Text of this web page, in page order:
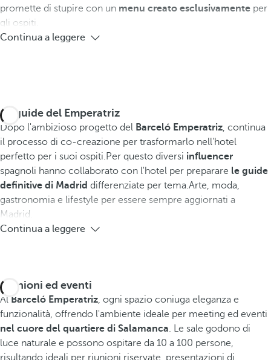
promette di stupire con un menu creato esclusivamente per
gli ospiti.
Continua a leggere
Le guide del Emperatriz
Dopo l'ambizioso progetto del Barceló Emperatriz, continua
il processo di co-creazione per trasformarlo nell'hotel
perfetto per i suoi ospiti.Per questo diversi influencer
spagnoli hanno collaborato con l'hotel per preparare le guide
definitive di Madrid differenziate per tema.Arte, moda,
gastronomia e lifestyle per essere sempre aggiornati a
Madrid.
Continua a leggere
Riunioni ed eventi
Al Barceló Emperatriz, ogni spazio coniuga eleganza e
funzionalità, offrendo l'ambiente ideale per meeting ed eventi
nel cuore del quartiere di Salamanca. Le sale godono di
luce naturale e possono ospitare da 10 a 100 persone,
risultando ideali per riunioni riservate, presentazioni di